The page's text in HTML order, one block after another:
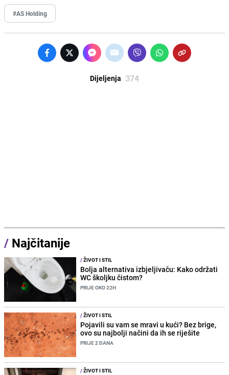
#AS Holding
Dijeljenja 374
/ Najčitanije
/ŽIVOT I STIL
Bolja alternativa izbjeljivaču: Kako održati
WC školjku čistom?
PRIJE OKO 22H
/ŽIVOT I STIL
Pojavili su vam se mravi u kući? Bez brige,
ovo su najbolji načini da ih se riješite
PRIJE 2 DANA
/ŽIVOT I STIL